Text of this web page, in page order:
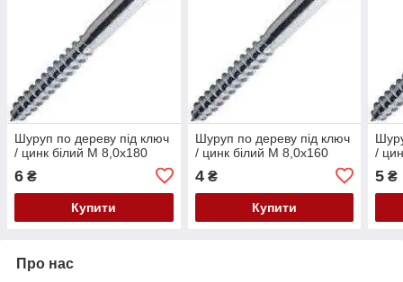
Шуруп по дереву під ключ
/ цинк білий М 8,0х180
6 ₴
Купити
Шуруп по дереву під ключ
/ цинк білий М 8,0х160
4₴
Купити
/
5 ₴
Про нас